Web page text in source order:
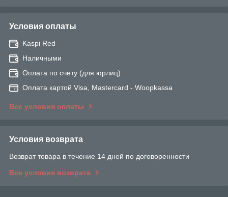
Условия оплаты
Kaspi Red
Наличными
Оплата по счету (для юрлиц)
Оплата картой Visa, Mastercard - Woopkassa
Все условия оплаты
Условия возврата
Возврат товара в течение 14 дней по договоренности
Все условия возврата